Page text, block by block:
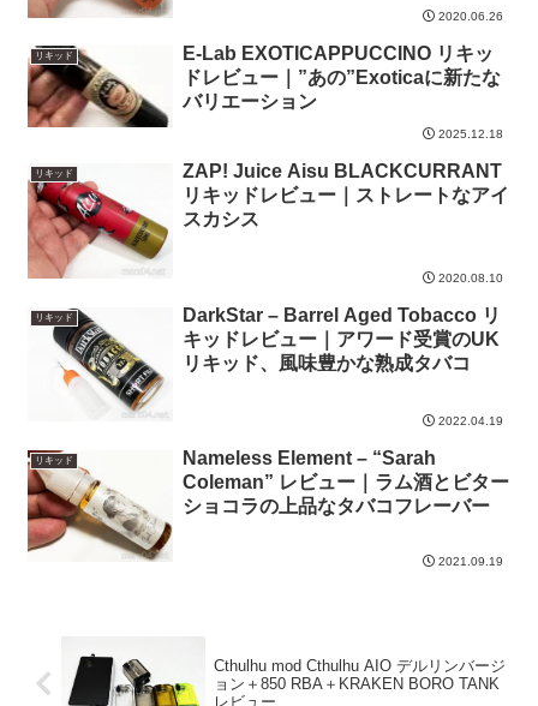
2020.06.26
リキッド
E-Lab EXOTICAPPUCCINO リキッ
ドレビュー｜”あの”Exoticaに新たな
バリエーション
2025.12.18
リキッド
ZAP! Juice Aisu BLACKCURRANT
リキッドレビュー｜ストレートなアイ
スカシス
2020.08.10
リキッド
DarkStar – Barrel Aged Tobacco リ
キッドレビュー｜アワード受賞のUK
リキッド、風味豊かな熟成タバコ
2022.04.19
リキッド
Nameless Element – “Sarah
Coleman” レビュー｜ラム酒とビター
ショコラの上品なタバコフレーバー
2021.09.19
Cthulhu mod Cthulhu AIO デルリンバージ
ョン＋850 RBA＋KRAKEN BORO TANK
レビュー